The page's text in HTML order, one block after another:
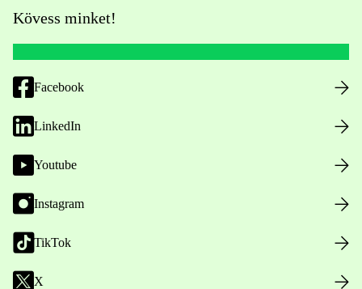
Kövess minket!
Facebook
LinkedIn
Youtube
Instagram
TikTok
X